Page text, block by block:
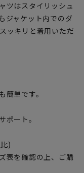
ツはスタイリッシュ
ジャケット内でのダ
ッキリと着用いただ
単です。
ポート。
)
表を確認の上、ご購